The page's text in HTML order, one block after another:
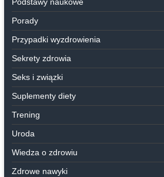
Porady
Przypadki wyzdrowienia
Sekrety zdrowia
Seks i związki
Suplementy diety
Trening
Uroda
Wiedza o zdrowiu
Zdrowe nawyki